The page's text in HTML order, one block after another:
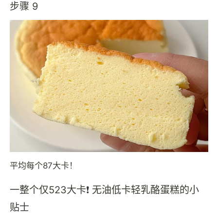
步骤 9
平均每个87大卡！
一整个仅523大卡❗️ 无油低卡轻乳酪蛋糕的小
贴士